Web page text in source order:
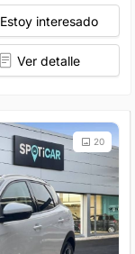
Estoy interesado
Ver detalle
20